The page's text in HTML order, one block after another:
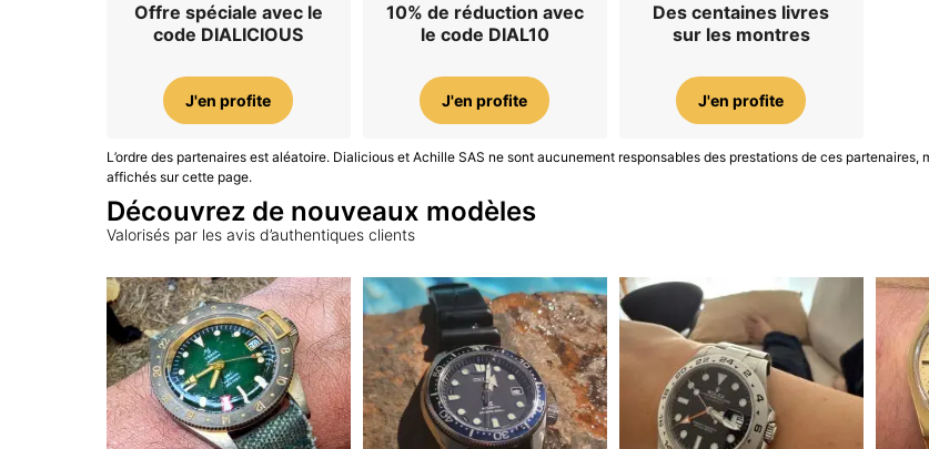
Offre spéciale avec le
code DIALICIOUS
J'en profite
10% de réduction avec
le code DIAL10
J'en profite
Des centaines livres
sur les montres
J'en profite
L’ordre des partenaires est aléatoire. Dialicious et Achille SAS ne sont aucunement responsables des prestations de ces
affichés sur cette page.
Découvrez de nouveaux modèles
Valorisés par les avis d’authentiques clients